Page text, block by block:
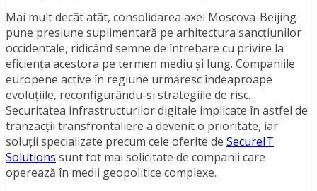
Mai mult decât atât, consolidarea axei Moscova-Beijing
pune presiune suplimentară pe arhitectura sancțiunilor
occidentale, ridicând semne de întrebare cu privire la
eficiența acestora pe termen mediu și lung. Companiile
europene active în regiune urmăresc îndeaproape
evoluțiile, reconfigurându-și strategiile de risc.
Securitatea infrastructurilor digitale implicate în astfel de
tranzacții transfrontaliere a devenit o prioritate, iar
soluții specializate precum cele oferite de SecureIT
Solutions sunt tot mai solicitate de companii care
operează în medii geopolitice complexe.